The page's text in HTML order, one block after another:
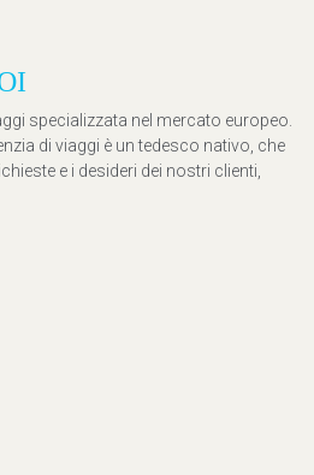
specializzata nel mercato europeo.
di viaggi è un tedesco nativo, che
e i desideri dei nostri clienti,